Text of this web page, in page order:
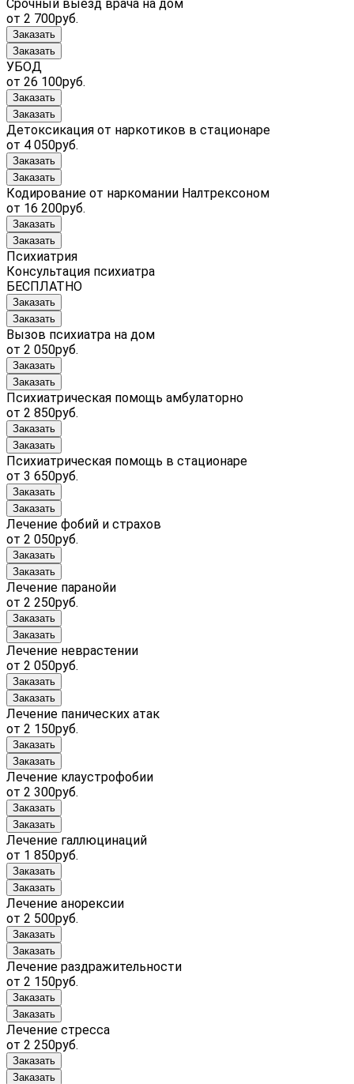
Срочный выезд врача на дом
от 2 700руб.
Заказать
Заказать
УБОД
от 26 100руб.
Заказать
Заказать
Детоксикация от наркотиков в стационаре
от 4 050руб.
Заказать
Заказать
Кодирование от наркомании Налтрексоном
от 16 200руб.
Заказать
Заказать
Психиатрия
Консультация психиатра
БЕСПЛАТНО
Заказать
Заказать
Вызов психиатра на дом
от 2 050руб.
Заказать
Заказать
Психиатрическая помощь амбулаторно
от 2 850руб.
Заказать
Заказать
Психиатрическая помощь в стационаре
от 3 650руб.
Заказать
Заказать
Лечение фобий и страхов
от 2 050руб.
Заказать
Заказать
Лечение паранойи
от 2 250руб.
Заказать
Заказать
Лечение неврастении
от 2 050руб.
Заказать
Заказать
Лечение панических атак
от 2 150руб.
Заказать
Заказать
Лечение клаустрофобии
от 2 300руб.
Заказать
Заказать
Лечение галлюцинаций
от 1 850руб.
Заказать
Заказать
Лечение анорексии
от 2 500руб.
Заказать
Заказать
Лечение раздражительности
от 2 150руб.
Заказать
Заказать
Лечение стресса
от 2 250руб.
Заказать
Заказать